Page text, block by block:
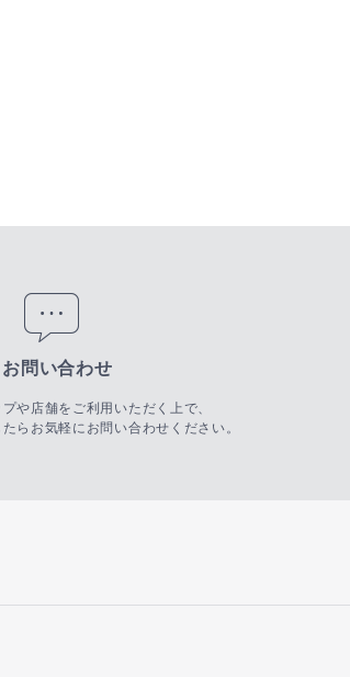
お問い合わせ
や店舗をご利用いただく上で、
らお気軽にお問い合わせください。